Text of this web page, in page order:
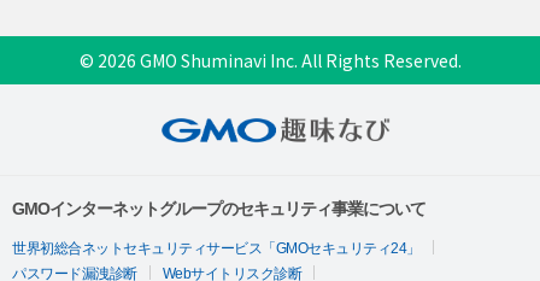
© 2026 GMO Shuminavi Inc. All Rights Reserved.